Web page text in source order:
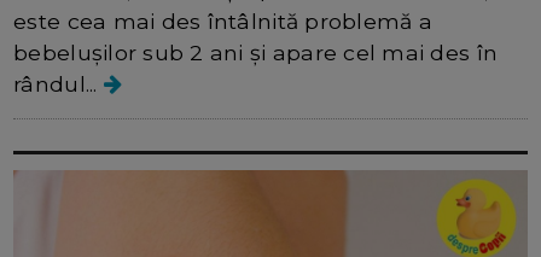
este cea mai des întâlnită problemă a
bebelușilor sub 2 ani și apare cel mai des în
rândul...